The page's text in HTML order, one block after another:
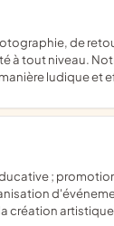
à tout niveau.
ludique et
création artistique